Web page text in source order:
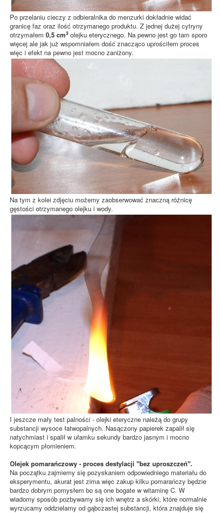
Po przelaniu cieczy z odbieralnika do menzurki dokładnie widać
granicę faz oraz ilość otrzymanego produktu. Z jednej dużej cytryny
otrzymałem 0,5 cm3 olejku eterycznego. Na pewno jest go tam sporo
więcej ale jak już wspomniałem dość znacząco uprościłem proces
więc i efekt na pewno jest mocno zaniżony.
Na tym z kolei zdjęciu możemy zaobserwować znaczną różnicę
gęstości otrzymanego olejku i wody.
I jeszcze mały test palności - olejki eteryczne należą do grupy
substancji wysoce łatwopalnych. Nasączony papierek zapalił się
natychmiast i spalił w ułamku sekundy bardzo jasnym i mocno
kopcącym płomieniem.
Olejek pomarańczowy - proces destylacji "bez uproszczeń".
Na początku zajmiemy się pozyskaniem odpowiedniego materiału do
eksperymentu, akurat jest zima więc zakup kilku pomarańczy będzie
bardzo dobrym pomysłem bo są one bogate w witaminę C. W
wiadomy sposób pozbywamy się ich wnętrz a skórki, które normalnie
wyrzucamy oddzielamy od gąbczastej substancji, która znajduje się